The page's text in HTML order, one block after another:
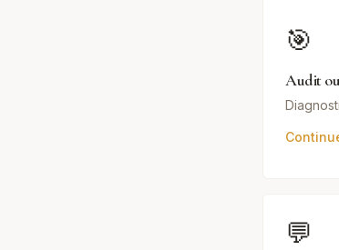
🎯
Audit
💬